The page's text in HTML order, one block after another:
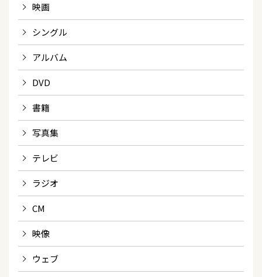
映画
シングル
アルバム
DVD
書籍
写真集
テレビ
ラジオ
CM
映像
ウェブ